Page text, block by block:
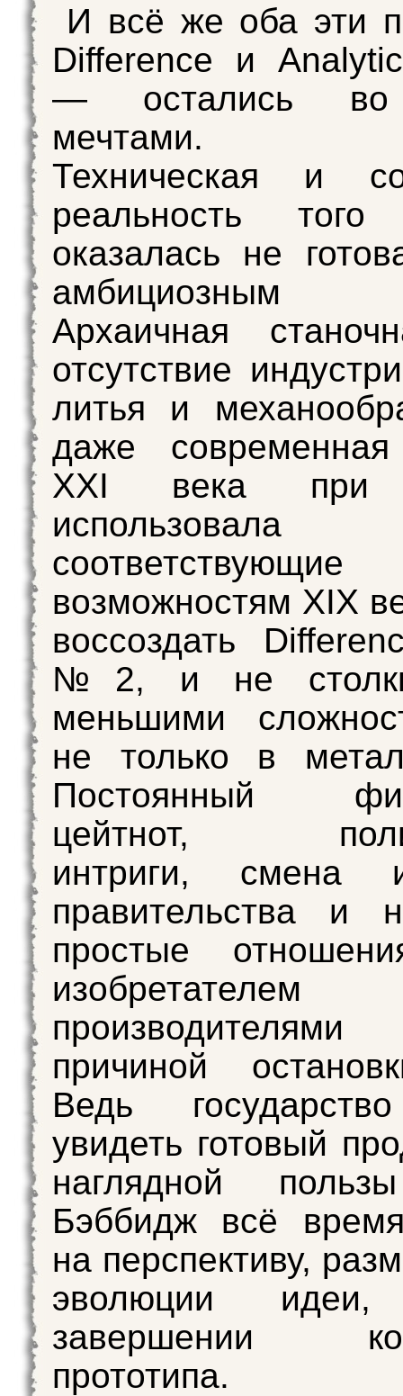
И всё же оба эти
Difference и
— остались во
мечтами.
Техническая и
реальность того
оказалась не
амбициозным
Архаичная
отсутствие
литья и
даже
XXI века при
использовала
соответствующие
возможностям XIX
воссоздать
№2, и не
меньшими
не только в
Постоянный
цейтнот,
интриги, смена
правительства и
простые
причиной
Ведь
увидеть готовый
наглядной
Бэббидж всё
на перспективу,
эволюции
завершении
прототипа.